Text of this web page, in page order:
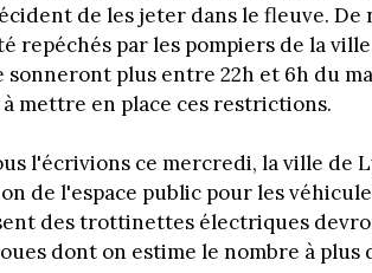
de les jeter dans le fleuve.
repéchés par les pompiers de la
sonneront plus entre 22h et 6h du
mettre en place ces restrictions.
l'écrivions ce mercredi, la ville de
de l'espace public pour les
des trottinettes électriques
dont on estime le nombre à plus